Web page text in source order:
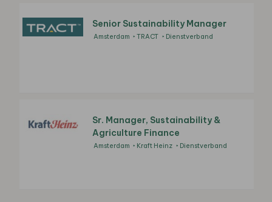
Senior Sustainability Manager
Amsterdam TRACT Dienstverband
Sr. Manager, Sustainability &
Agriculture Finance
Amsterdam Kraft Heinz Dienstverband